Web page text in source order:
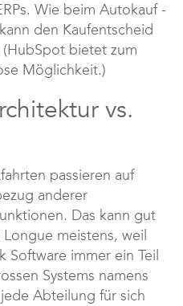
Wie beim Autokauf -
den Kaufentscheid
bietet zum
Möglichkeit.)
vs.
passieren auf
anderer
Das kann gut
meistens, weil
Software immer ein Teil
Systems namens
Abteilung für sich